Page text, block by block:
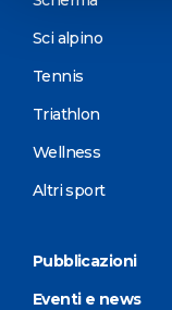
Sci alpino
Tennis
Triathlon
Wellness
Altri sport
Pubblicazioni
Eventi e news